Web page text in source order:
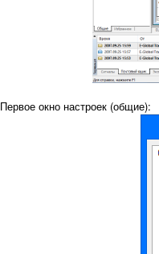
Первое окно настроек (общие):